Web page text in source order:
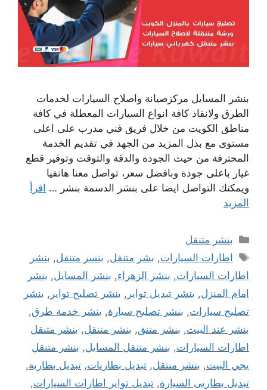
بنشر المسايل مركزصيانة واصلاح السيارات لخدمات
الطرق ولانقاذ كافة انواع السيارات المعطلة في كافة
مناطق الكويت من خلال فريق فني مدرب على اعلى
مستوى مع بذل المزيد من الجهد في تقديم الخدمة
المحترفة من حيث الجودة والدقة والتوقت وتوفير قطع
غيار باعلى جودة وبافضل سعر، تواصل معنا هاتفيا
ويمكنك التواصل ايضا على بنشر الدسمة بنشر … اقرأ
المزيد
التصنيفات
بنشر متنقل
الوسوم
اطارات السيارات, بشر متنقل, بنسر متنقل, بنشر
اطارات السيارات, بنشر الزهراء, بنشر المسايل, بنشر
امام المنزل, بنشر تبديل تواير , بنشر تصليح تواير , بنشر
تصليح سيارات, بنشر تصليح سيارة, بنشر خدمة طرق,
بنشر عند البيت, بنشر متنق, بنشر متنقل, بنشر متنقل
اطارات السيارات, بنشر متنقل المسايل, بنشر متنقل
يجي البيت, بنشر منتقل, تبديل بطاريات, تبديل بطارية,
تبديل بطاريى السيارة, تبديل تواير اطارات السيارات,